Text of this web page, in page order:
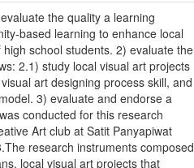
the quality a learning
based learning to enhance local
school students. 2) evaluate the
2.1) study local visual art projects
art designing process skill, and
3) evaluate and endorse a
conducted for this research
Art club at Satit Panyapiwat
research instruments composed
local visual art projects that